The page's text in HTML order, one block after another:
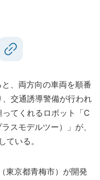
、両方向の車両を順番
交通誘導警備が行われ
てくれるロボット「C
スモデルツー）」が、
いる。
東京都青梅市）が開発